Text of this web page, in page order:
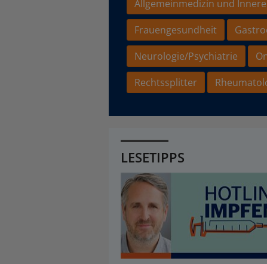
Allgemeinmedizin und
Frauengesundheit
Neurologie/Psychiatrie
Rechtssplitter
LESETIPPS